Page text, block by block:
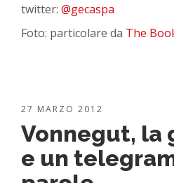
twitter:@gecaspa
Foto: particolare da The
27 MARZO 2012
Vonnegut, la
e un